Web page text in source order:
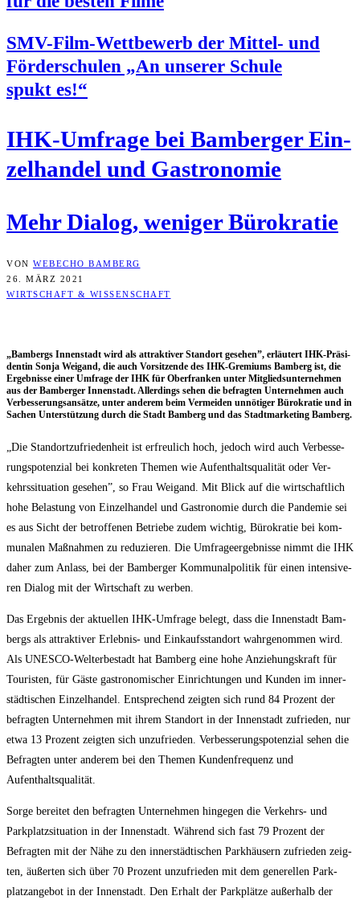
SMV-Film-Wett­be­werb der Mit­tel- und
För­der­schu­len „An unse­rer Schu­le
spukt es!“
IHK-Umfra­ge bei Bam­ber­ger Ein­
zel­han­del und Gastronomie
Mehr Dia­log, weni­ger Bürokratie
VON WEBECHO BAMBERG
26. MÄRZ 2021
WIRTSCHAFT & WISSENSCHAFT
„Bam­bergs Innen­stadt wird als attrak­ti­ver Stand­ort gese­hen”, erläu­tert IHK-Prä­si­
den­tin Son­ja Weig­and, die auch Vor­sit­zen­de des IHK-Gre­mi­ums Bam­berg ist, die
Ergeb­nis­se einer Umfra­ge der IHK für Ober­fran­ken unter Mit­glieds­un­ter­neh­men
aus der Bam­ber­ger Innen­stadt. Aller­dings sehen die befrag­ten Unter­neh­men auch
Ver­bes­se­rungs­an­sät­ze, unter ande­rem beim Ver­mei­den unnö­ti­ger Büro­kra­tie und in
Sachen Unter­stüt­zung durch die Stadt Bam­berg und das Stadt­mar­ke­ting Bamberg.
„Die Stand­ort­zu­frie­den­heit ist erfreu­lich hoch, jedoch wird auch Ver­bes­se­
rungs­po­ten­zi­al bei kon­kre­ten The­men wie Auf­ent­halts­qua­li­tät oder Ver­
kehrs­si­tua­ti­on gese­hen”, so Frau Weig­and. Mit Blick auf die wirt­schaft­lich
hohe Belas­tung von Ein­zel­han­del und Gas­tro­no­mie durch die Pan­de­mie sei
es aus Sicht der betrof­fe­nen Betrie­be zudem wich­tig, Büro­kra­tie bei kom­
mu­na­len Maß­nah­men zu redu­zie­ren. Die Umfra­ge­er­geb­nis­se nimmt die IHK
daher zum Anlass, bei der Bam­ber­ger Kom­mu­nal­po­li­tik für einen inten­si­ve­
ren Dia­log mit der Wirt­schaft zu werben.
Das Ergeb­nis der aktu­el­len IHK-Umfra­ge belegt, dass die Innen­stadt Bam­
bergs als attrak­ti­ver Erleb­nis- und Ein­kaufs­stand­ort wahr­ge­nom­men wird.
Als UNESCO-Welt­erbe­stadt hat Bam­berg eine hohe Anzie­hungs­kraft für
Tou­ris­ten, für Gäs­te gas­tro­no­mi­scher Ein­rich­tun­gen und Kun­den im inner­
städ­ti­schen Ein­zel­han­del. Ent­spre­chend zeig­ten sich rund 84 Pro­zent der
befrag­ten Unter­neh­men mit ihrem Stand­ort in der Innen­stadt zufrie­den, nur
etwa 13 Pro­zent zeig­ten sich unzu­frie­den. Ver­bes­se­rungs­po­ten­zi­al sehen die
Befrag­ten unter ande­rem bei den The­men Kun­den­fre­quenz und
Aufenthaltsqualität.
Sor­ge berei­tet den befrag­ten Unter­neh­men hin­ge­gen die Ver­kehrs- und
Park­platz­si­tua­ti­on in der Innen­stadt. Wäh­rend sich fast 79 Pro­zent der
Befrag­ten mit der Nähe zu den inner­städ­ti­schen Park­häu­sern zufrie­den zeig­
ten, äußer­ten sich über 70 Pro­zent unzu­frie­den mit dem gene­rel­len Park­
platz­an­ge­bot in der Innen­stadt. Den Erhalt der Park­plät­ze außer­halb der